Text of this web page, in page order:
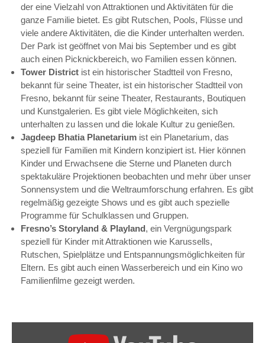
der eine Vielzahl von Attraktionen und Aktivitäten für die
ganze Familie bietet. Es gibt Rutschen, Pools, Flüsse und
viele andere Aktivitäten, die die Kinder unterhalten werden.
Der Park ist geöffnet von Mai bis September und es gibt
auch einen Picknickbereich, wo Familien essen können.
Tower District ist ein historischer Stadtteil von Fresno,
bekannt für seine Theater, ist ein historischer Stadtteil von
Fresno, bekannt für seine Theater, Restaurants, Boutiquen
und Kunstgalerien. Es gibt viele Möglichkeiten, sich
unterhalten zu lassen und die lokale Kultur zu genießen.
Jagdeep Bhatia Planetarium ist ein Planetarium, das
speziell für Familien mit Kindern konzipiert ist. Hier können
Kinder und Erwachsene die Sterne und Planeten durch
spektakuläre Projektionen beobachten und mehr über unser
Sonnensystem und die Weltraumforschung erfahren. Es gibt
regelmäßig gezeigte Shows und es gibt auch spezielle
Programme für Schulklassen und Gruppen.
Fresno’s Storyland & Playland, ein Vergnügungspark
speziell für Kinder mit Attraktionen wie Karussells,
Rutschen, Spielplätze und Entspannungsmöglichkeiten für
Eltern. Es gibt auch einen Wasserbereich und ein Kino wo
Familienfilme gezeigt werden.